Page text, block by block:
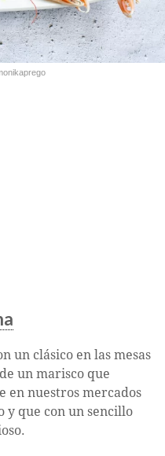
un clásico en las mesas
un marisco que
en nuestros mercados
y que con un sencillo